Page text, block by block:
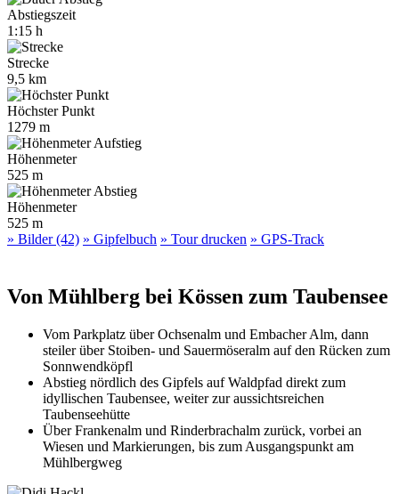
Abstiegszeit
1:15 h
Strecke
9,5 km
Höchster Punkt
1279 m
Höhenmeter
525 m
Höhenmeter
525 m
» Bilder (42) » Gipfelbuch » Tour drucken » GPS-Track
Von Mühlberg bei Kössen zum Taubensee
Vom Parkplatz über Ochsenalm und Embacher Alm, dann
steiler über Stoiben- und Sauermöseralm auf den Rücken zum
Sonnwendköpfl
Abstieg nördlich des Gipfels auf Waldpfad direkt zum
idyllischen Taubensee, weiter zur aussichtsreichen
Taubenseehütte
Über Frankenalm und Rinderbrachalm zurück, vorbei an
Wiesen und Markierungen, bis zum Ausgangspunkt am
Mühlbergweg